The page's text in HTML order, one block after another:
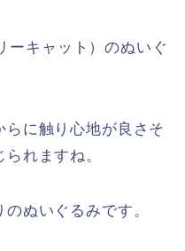
ーキャット）のぬいぐ
に触り心地が良さそ
れますね。
ぬいぐるみです。